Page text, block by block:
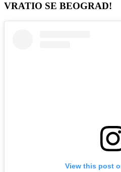
VRATIO SE BEOGRAD!
View this post